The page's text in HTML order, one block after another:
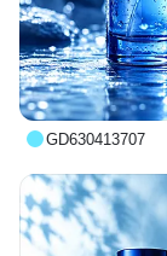
GD630413707